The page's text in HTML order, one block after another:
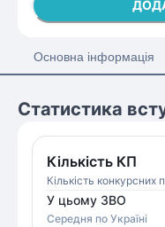
Основна інформація
Статистика
Кількість КП
Кількість конкурсних
У цьому ЗВО
Середня по Україні